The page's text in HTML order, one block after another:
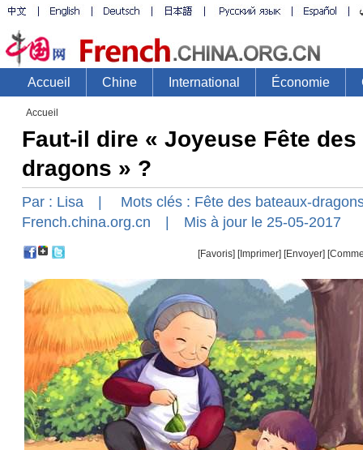
Accueil
Faut-il dire « Joyeuse Fête des
dragons » ?
Par : Lisa | Mots clés : Fête des bateaux-
French.china.org.cn | Mis à jour le 25-05-2017
[Favoris] [Imprimer] [Envoyer]